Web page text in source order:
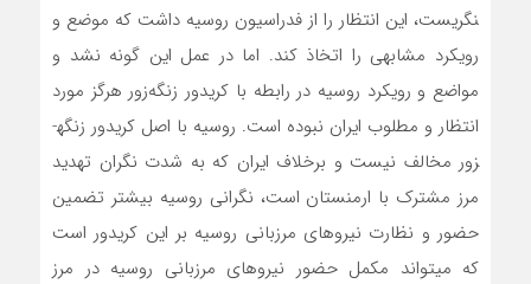
نگریست، این انتظار را از فدراسیون روسیه داشت که موضع و
رویکرد مشابهی را اتخاذ کند. اما در عمل این گونه نشد و
مواضع و رویکرد روسیه در رابطه با کریدور ‌زنگه‌زور هرگز مورد
انتظار و مطلوب ایران نبوده است. روسیه با اصل کریدور زنگه­
زور مخالف نیست و برخلاف ایران که به شدت نگران تهدید
مرز مشترک با ارمنستان است، نگرانی روسیه بیشتر تضمین
حضور و نظارت نیروهای مرزبانی روسیه بر این کریدور است
که می­تواند مکمل حضور نیروهای مرزبانی روسیه در مرز